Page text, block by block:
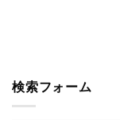
検索フォーム